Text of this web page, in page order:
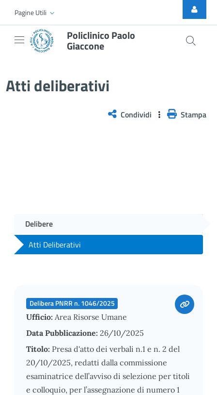
Skip to Main Content
Pagine Utili
Policlinico Paolo
Giaccone
Atti deliberativi
Condividi Stampa
Delibere
Atti Deliberativi
Delibera PNRR n. 1046/2025
Ufficio: Area Risorse Umane
Data Pubblicazione: 26/10/2025
Titolo: Presa d'atto dei verbali n.1 e n. 2 del
20/10/2025, redatti dalla commissione
esaminatrice dell’avviso di selezione per titoli
e colloquio, per l’assegnazione di numero 1